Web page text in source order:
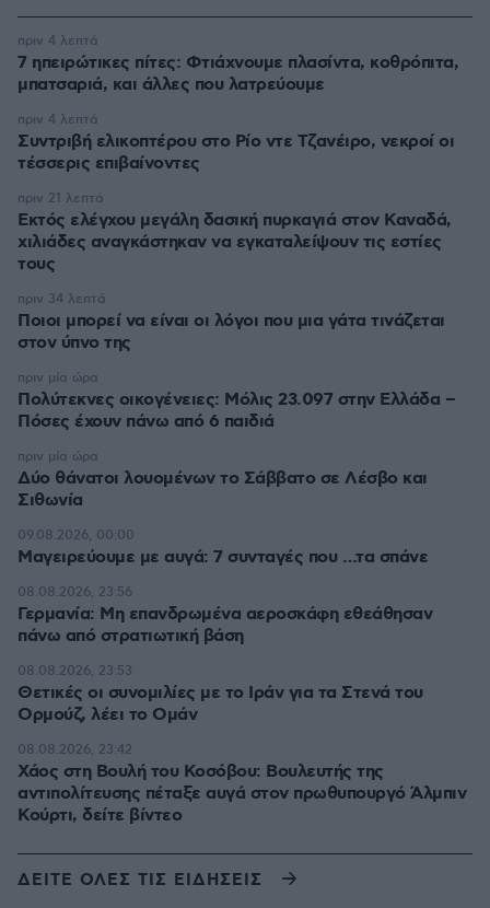
7 ηπειρώτικες πίτες: Φτιάχνουμε πλασίντα, κοθρόπιτα,
μπατσαριά, και άλλες που λατρεύουμε
πριν 4 λεπτά
Συντριβή ελικοπτέρου στο Ρίο ντε Τζανέιρο, νεκροί οι
τέσσερις επιβαίνοντες
πριν 4 λεπτά
Εκτός ελέγχου μεγάλη δασική πυρκαγιά στον Καναδά,
χιλιάδες αναγκάστηκαν να εγκαταλείψουν τις εστίες
τους
πριν 21 λεπτά
Ποιοι μπορεί να είναι οι λόγοι που μια γάτα τινάζεται
στον ύπνο της
πριν 34 λεπτά
Πολύτεκνες οικογένειες: Μόλις 23.097 στην Ελλάδα –
Πόσες έχουν πάνω από 6 παιδιά
πριν μία ώρα
Δύο θάνατοι λουομένων το Σάββατο σε Λέσβο και
Σιθωνία
πριν μία ώρα
Μαγειρεύουμε με αυγά: 7 συνταγές που …τα σπάνε
09.08.2026, 00:00
Γερμανία: Μη επανδρωμένα αεροσκάφη εθεάθησαν
πάνω από στρατιωτική βάση
08.08.2026, 23:56
Θετικές οι συνομιλίες με το Ιράν για τα Στενά του
Ορμούζ, λέει το Ομάν
08.08.2026, 23:53
Χάος στη Βουλή του Κοσόβου: Βουλευτής της
αντιπολίτευσης πέταξε αυγά στον πρωθυπουργό Άλμπιν
Κούρτι, δείτε βίντεο
08.08.2026, 23:42
ΔΕΙΤΕ ΟΛΕΣ ΤΙΣ ΕΙΔΗΣΕΙΣ